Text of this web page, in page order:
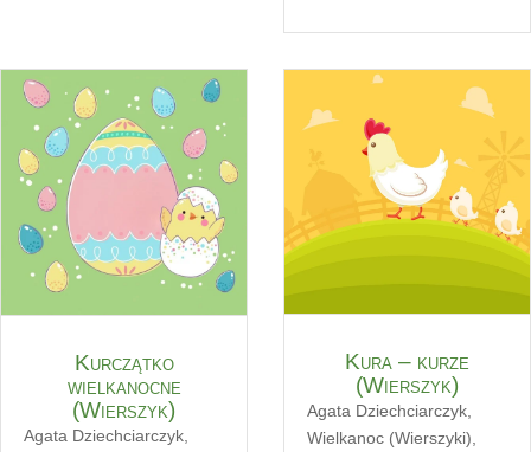
Kurczątko
wielkanocne
(Wierszyk)
Agata Dziechciarczyk
Kura – kurze
(Wierszyk)
Agata Dziechciarczyk,
Wielkanoc (Wierszyki),